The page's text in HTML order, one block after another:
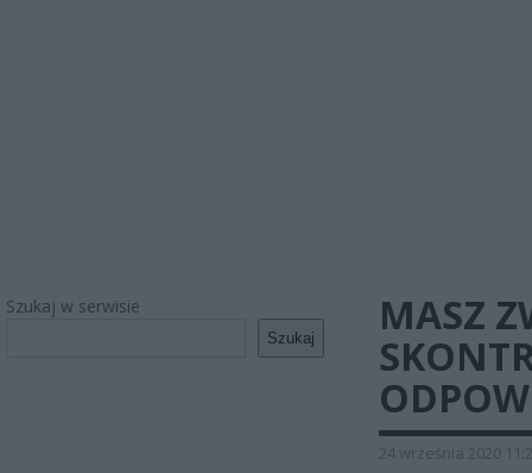
Szukaj w serwisie
Szukaj
MASZ
24 września 2020